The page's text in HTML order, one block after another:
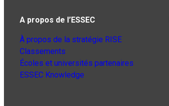
A propos de l’ESSEC
À propos de la stratégie RISE
Classements
Écoles et universités partenaires
ESSEC Knowledge